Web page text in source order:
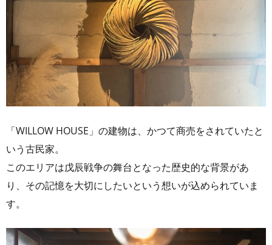
「WILLOW HOUSE」の建物は、かつて商売をされていたと
いう古民家。
このエリアは戊辰戦争の舞台となった歴史的な背景があ
り、その記憶を大切にしたいという想いが込められていま
す。